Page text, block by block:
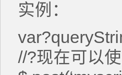
实例：
//?现在可以